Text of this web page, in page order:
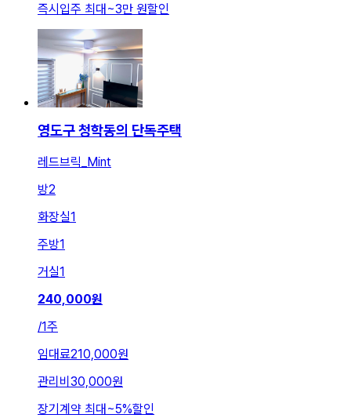
즉시입주 최대~3만 원할인
영도구 청학동의 단독주택
레드브릭_Mint
방2
화장실1
주방1
거실1
240,000원
/1주
임대료210,000원
관리비 30,000원
장기계약 최대 ~5%할인